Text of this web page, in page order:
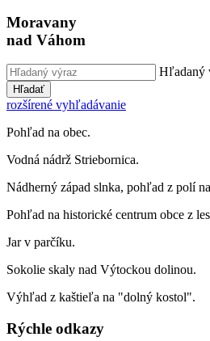
Moravany
nad Váhom
Hľadaný
Hľadať
rozšírené vyhľadávanie
Pohľad na obec.
Vodná nádrž Striebornica.
Nádherný západ slnka, pohľad z polí
Pohľad na historické centrum obce z
Jar v parčíku.
Sokolie skaly nad Výtockou dolinou.
Výhľad z kaštieľa na "dolný kostol".
Rýchle odkazy